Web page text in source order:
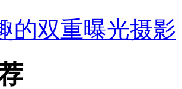
的双重曝光摄影